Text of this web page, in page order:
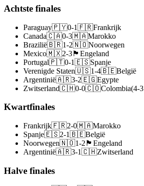
Achtste finales
Paraguay🇵🇾0-1🇫🇷Frankrijk
Canada🇨🇦0-3🇲🇦Marokko
Brazilië🇧🇷1-2🇳🇴Noorwegen
Mexico🇲🇽2-3 🏴󠁧󠁢󠁥󠁮󠁧󠁿 Engeland
Portugal🇵🇹0-1🇪🇸Spanje
Verenigde Staten🇺🇸1-4🇧🇪België
Argentinië🇦🇷3-2🇪🇬Egypte
Zwitserland🇨🇭0-0🇨🇴Colombia(4-3
Kwartfinales
Frankrijk🇫🇷2-0🇲🇦Marokko
Spanje🇪🇸2-1🇧🇪België
Noorwegen🇳🇴1-2 🏴󠁧󠁢󠁥󠁮󠁧󠁿 Engeland
Argentinië🇦🇷3-1🇨🇭Zwitserland
Halve finales